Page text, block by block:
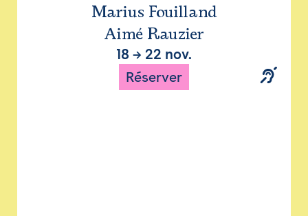
Marius Fouilland
Aimé Rauzier
18 → 22 nov.
Réserver